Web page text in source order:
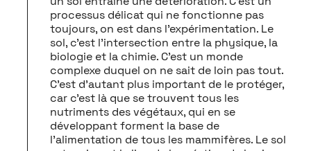
processus délicat qui ne fonctionne pas
toujours, on est dans l’expérimentation. Le
sol, c’est l’intersection entre la physique, la
biologie et la chimie. C’est un monde
complexe duquel on ne sait de loin pas tout.
C’est d’autant plus important de le protéger,
car c’est là que se trouvent tous les
nutriments des végétaux, qui en se
développant forment la base de
l’alimentation de tous les mammifères. Le sol